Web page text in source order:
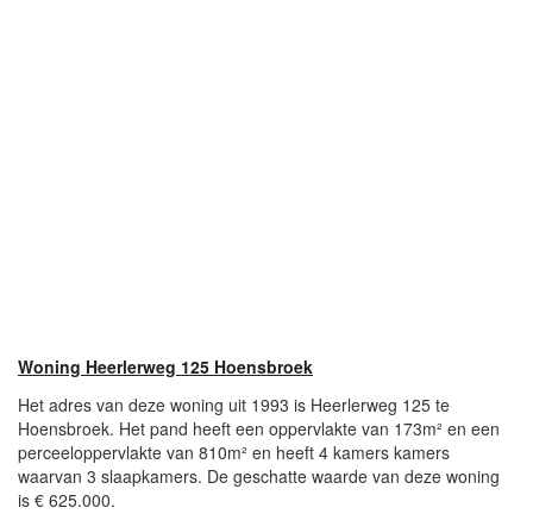
Woning Heerlerweg 125 Hoensbroek
Het adres van deze woning uit 1993 is Heerlerweg 125 te
Hoensbroek. Het pand heeft een oppervlakte van 173m² en een
perceeloppervlakte van 810m² en heeft 4 kamers kamers
waarvan 3 slaapkamers. De geschatte waarde van deze woning
is € 625.000.